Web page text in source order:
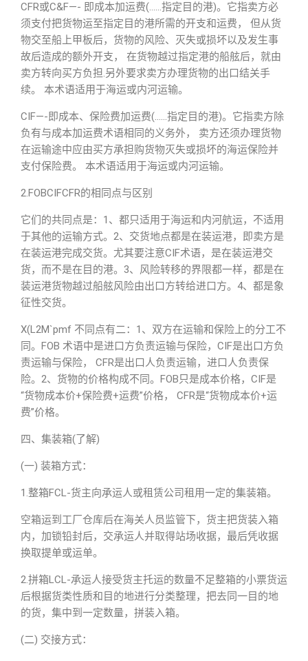
CFR或C&F—- 即成本加运费(……指定目的港)。它指卖方必
须支付把货物运至指定目的港所需的开支和运费， 但从货
物交至船上甲板后，货物的风险、灭失或损坏以及发生事
故后造成的额外开支， 在货物越过指定港的船舷后，就由
卖方转向买方负担.另外要求卖方办理货物的出口结关手
续。 本术语适用于海运或内河运输。
CIF—-即成本、保险费加运费(……指定目的港)。它指卖方除
负有与成本加运费术语相同的义务外， 卖方还须办理货物
在运输途中应由买方承担购货物灭失或损坏的海运保险并
支付保险费。 本术语适用于海运或内河运输。
2.FOBCIFCFR的相同点与区别
它们的共同点是：1、都只适用于海运和内河航运，不适用
于其他的运输方式。2、交货地点都是在装运港，即卖方是
在装运港完成交货。尤其要注意CIF术语，是在装运港交
货，而不是在目的港。3、风险转移的界限都一样，都是在
装运港货物越过船舷风险由出口方转给进口方。4、都是象
征性交货。
X(L2M`pmf 不同点有二：1、双方在运输和保险上的分工不
同。FOB 术语中是进口方负责运输与保险，CIF是出口方负
责运输与保险， CFR是出口人负责运输，进口人负责保
险。2、货物的价格构成不同。FOB只是成本价格，CIF是
“货物成本价+保险费+运费”价格， CFR是“货物成本价+运
费”价格。
四、集装箱(了解)
(一) 装箱方式：
1.整箱FCL-货主向承运人或租赁公司租用一定的集装箱。
空箱运到工厂仓库后在海关人员监管下，货主把货装入箱
内，加锁铅封后，交承运人并取得站场收据，最后凭收据
换取提单或运单。
2.拼箱LCL-承运人接受货主托运的数量不足整箱的小票货运
后根据货类性质和目的地进行分类整理，把去同一目的地
的货，集中到一定数量，拼装入箱。
(二) 交接方式：